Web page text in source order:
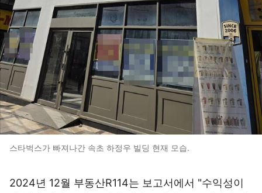
스타벅스가 빠져나간 속초 하정우 빌딩 현재 모습.
2024년 12월 부동산R114는 보고서에서 "수익성이